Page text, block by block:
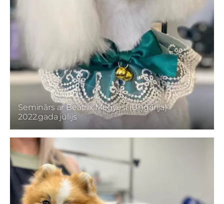
Seminārs ar Beatrix Megyesi (Ungārija) -
2022.gada jūlijs